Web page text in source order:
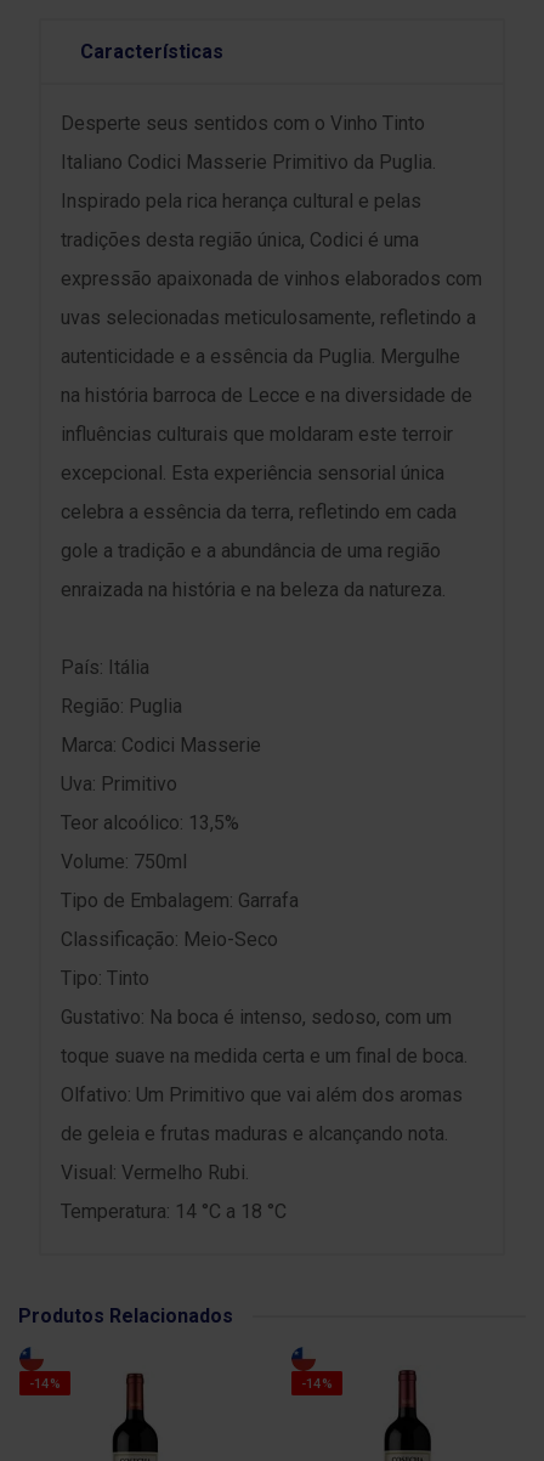
Características
Desperte seus sentidos com o Vinho Tinto
Italiano Codici Masserie Primitivo da Puglia.
Inspirado pela rica herança cultural e pelas
tradições desta região única, Codici é uma
expressão apaixonada de vinhos elaborados com
uvas selecionadas meticulosamente, refletindo a
autenticidade e a essência da Puglia. Mergulhe
na história barroca de Lecce e na diversidade de
influências culturais que moldaram este terroir
excepcional. Esta experiência sensorial única
celebra a essência da terra, refletindo em cada
gole a tradição e a abundância de uma região
enraizada na história e na beleza da natureza.
País: Itália
Região: Puglia
Marca: Codici Masserie
Uva: Primitivo
Teor alcoólico: 13,5%
Volume: 750ml
Tipo de Embalagem: Garrafa
Classificação: Meio-Seco
Tipo: Tinto
Gustativo: Na boca é intenso, sedoso, com um
toque suave na medida certa e um final de boca.
Olfativo: Um Primitivo que vai além dos aromas
de geleia e frutas maduras e alcançando nota.
Visual: Vermelho Rubi.
Temperatura: 14 °C a 18 °C
Produtos Relacionados
-14% -14%